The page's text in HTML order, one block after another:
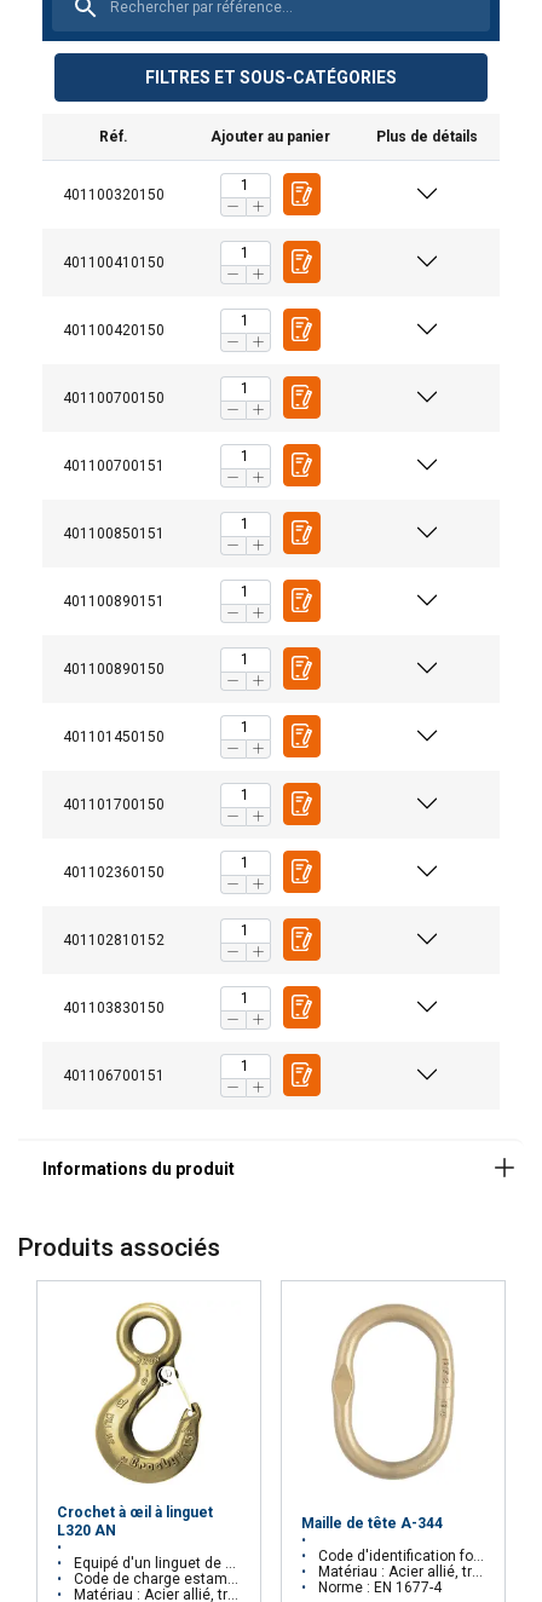
FILTRES ET SOUS-CATÉGORIES
Réf. Ajouter au panier Plus de détails
401100320150
401100410150
401100420150
401100700150
401100700151
401100850151
401100890151
401100890150
401101450150
401101700150
401102360150
401102810152
401103830150
401106700151
Marquage:
Norme:
Produits associés
Crochet à œil à linguet
L320 AN
Equipé d'un linguet de sécurité
Code de charge estampé sur le crochet
Matériau : Acier allié, trempé et revenu
Maille de tête A-344
Code d'identification forgé sur chaque maille
Matériau : Acier allié, trempé et revenu
Norme : EN 1677-4